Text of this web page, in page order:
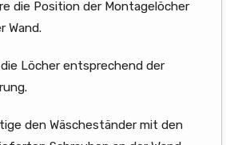
die Position der Montagelöcher
Wand.
Löcher entsprechend der
den Wäscheständer mit den